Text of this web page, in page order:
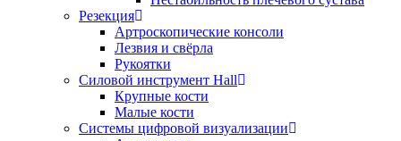
Резекция
Артроскопические консоли
Лезвия и свёрла
Рукоятки
Силовой инструмент Hall
Крупные кости
Малые кости
Системы цифровой визуализации